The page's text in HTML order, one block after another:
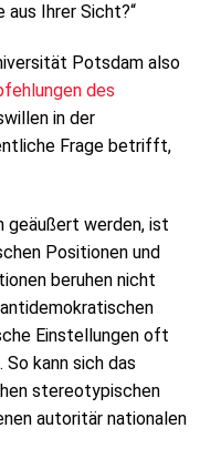
aus Ihrer Sicht?“
Potsdam also
des
in der
Frage betrifft,
geäußert werden, ist
Positionen und
beruhen nicht
Einstellungen oft
kann sich das
stereotypischen
autoritär nationalen